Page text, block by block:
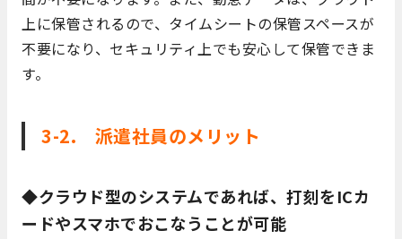
上に保管されるので、タイムシートの保管スペースが
不要になり、セキュリティ上でも安心して保管できま
す。
3-2. 派遣社員のメリット
◆クラウド型のシステムであれば、打刻をICカ
ードやスマホでおこなうことが可能